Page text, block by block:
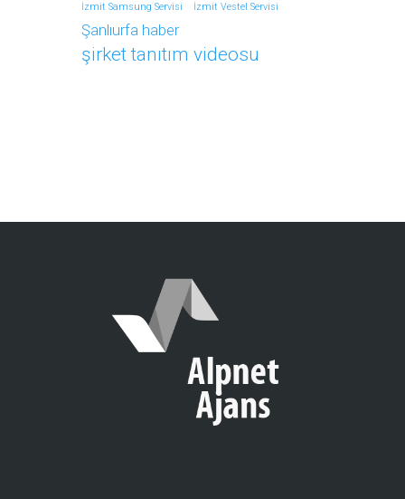
İzmit Samsung Servisi İzmit Vestel Servisi
Şanlıurfa haber
şirket tanıtım videosu